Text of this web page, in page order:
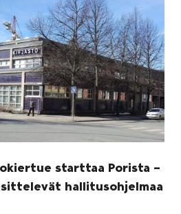
starttaa Porista –
hallitusohjelmaa